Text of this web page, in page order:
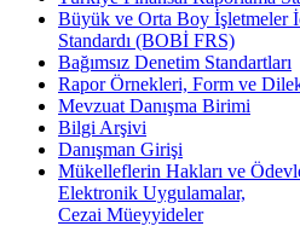
Büyük ve Orta Boy İşletmeler
Standardı (BOBİ FRS)
Bağımsız Denetim Standartları
Rapor Örnekleri, Form ve
Mevzuat Danışma Birimi
Bilgi Arşivi
Danışman Girişi
Mükelleflerin Hakları ve
Elektronik Uygulamalar,
Cezai Müeyyideler